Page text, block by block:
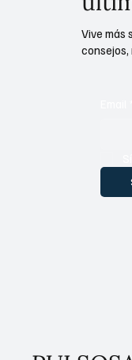
Vive más